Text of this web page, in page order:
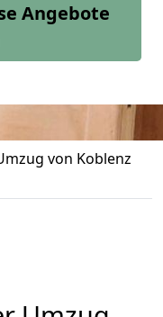
Angebote
von Koblenz